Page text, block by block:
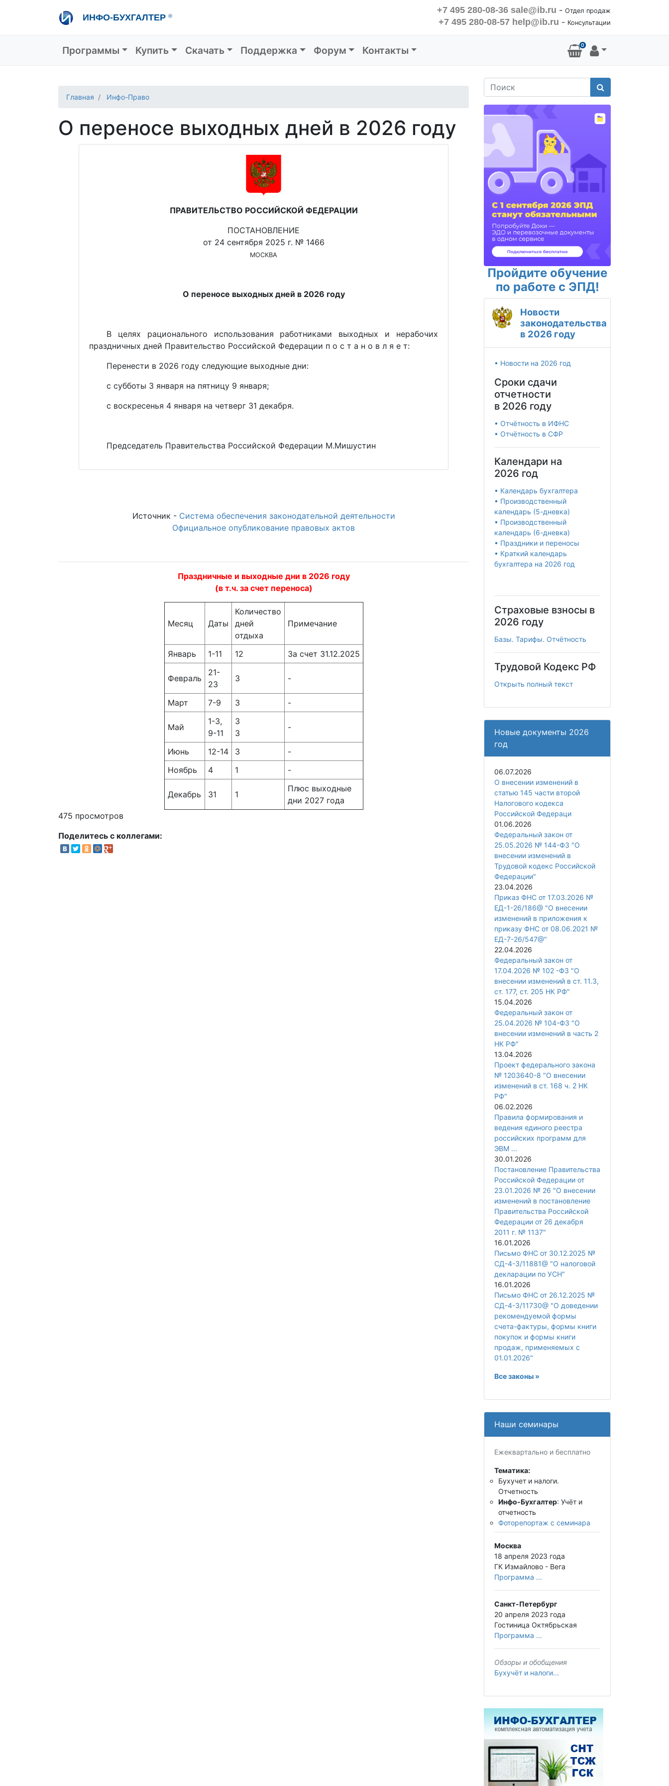
ИНФО-БУХГАЛТЕР ®
+7 495 280-08-36 sale@ib.ru - Отдел продаж
+7 495 280-08-57 help@ib.ru - Консультации
Основная навигация
Программы Купить Скачать Поддержка Форум Контакты 0
Главная Инфо-Право
О переносе выходных дней в 2026 году
ПРАВИТЕЛЬСТВО РОССИЙСКОЙ ФЕДЕРАЦИИ
ПОСТАНОВЛЕНИЕ
от 24 сентября 2025 г. № 1466
МОСКВА
О переносе выходных дней в 2026 году
В целях рационального использования работниками выходных и нерабочих
праздничных дней Правительство Российской Федерации п о с т а н о в л я е т:
Перенести в 2026 году следующие выходные дни:
с субботы 3 января на пятницу 9 января;
с воскресенья 4 января на четверг 31 декабря.
Председатель Правительства Российской Федерации М.Мишустин
Источник - Система обеспечения законодательной деятельности
Официальное опубликование правовых актов
Праздничные и выходные дни в 2026 году
(в т.ч. за счет переноса)
Месяц Даты
Количество
дней
отдыха
Примечание
Январь 1-11 12 За счет 31.12.2025
Февраль
21-
23
3 -
Март 7-9 3 -
Май
1-3,
9-11
3
3
-
Июнь 12-14 3
-
Ноябрь
4 1 -
Декабрь 31 1
Плюс выходные
дни 2027 года
475 просмотров
Поделитесь с коллегами:
Поиск
Пройдите обучение
по работе с ЭПД!
Новости
законодательства
в 2026 году
• Новости на 2026 год
Сроки сдачи
отчетности
в 2026 году
• Отчётность в ИФНС
• Отчётность в СФР
Календари на
2026 год
• Календарь бухгалтера
• Производственный
календарь (5-дневка)
• Производственный
календарь (6-дневка)
• Праздники и переносы
• Краткий календарь
бухгалтера на 2026 год
Страховые взносы в
2026 году
Базы. Тарифы. Отчётность
Трудовой Кодекс РФ
Открыть полный текст
Новые документы 2026
год
06.07.2026
О внесении изменений в
статью 145 части второй
Налогового кодекса
Российской Федераци
01.06.2026
Федеральный закон от
25.05.2026 № 144-ФЗ "О
внесении изменений в
Трудовой кодекс Российской
Федерации"
23.04.2026
Приказ ФНС от 17.03.2026 №
ЕД-1-26/186@ "О внесении
изменений в приложения к
приказу ФНС от 08.06.2021 №
ЕД-7-26/547@"
22.04.2026
Федеральный закон от
17.04.2026 № 102 -ФЗ "О
внесении изменений в ст. 11.3,
ст. 177, ст. 205 НК РФ"
15.04.2026
Федеральный закон от
25.04.2026 № 104-ФЗ "О
внесении изменений в часть 2
НК РФ"
13.04.2026
Проект федерального закона
№ 1203640-8 "О внесении
изменений в ст. 168 ч. 2 НК
РФ"
06.02.2026
Правила формирования и
ведения единого реестра
российских программ для
ЭВМ ...
30.01.2026
Постановление Правительства
Российской Федерации от
23.01.2026 № 26 "О внесении
изменений в постановление
Правительства Российской
Федерации от 26 декабря
2011 г. № 1137"
16.01.2026
Письмо ФНС от 30.12.2025 №
СД-4-3/11881@ "О налоговой
декларации по УСН"
16.01.2026
Письмо ФНС от 26.12.2025 №
СД-4-3/11730@ "О доведении
рекомендуемой формы
счета-фактуры, формы книги
покупок и формы книги
продаж, применяемых с
01.01.2026"
Все законы »
Наши семинары
Ежеквартально и бесплатно
Тематика:
Бухучет и налоги.
Отчетность
Инфо-Бухгалтер: Учёт и
отчетность
Фоторепортаж с семинара
Москва
18 апреля 2023 года
ГК Измайлово - Вега
Программа ...
Санкт-Петербург
20 апреля 2023 года
Гостиница Октябрьская
Программа ...
Обзоры и обобщения
Бухучёт и налоги...